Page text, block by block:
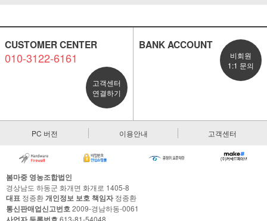
CUSTOMER CENTER
010-3122-6161
고객센터
연결하기
BANK ACCOUNT
비회원
1:1 문의
PC 버전 이용안내 고객센터
봄마중 영농조합법인
경상남도 하동군 화개면 화개로 1405-8
대표 정종환개인정보 보호 책임자정종환
통신판매업신고번호2009-경남하동-0061
613-81-54048